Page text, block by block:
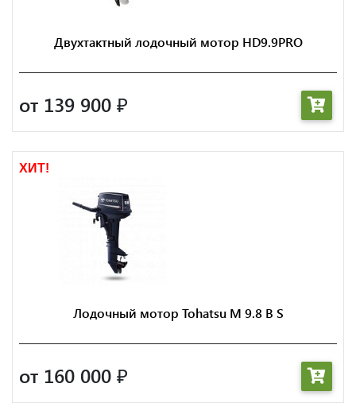
Двухтактный лодочный мотор HD9.9PRO
от 139 900 ₽
ХИТ!
Лодочный мотор Tohatsu M 9.8 B S
от 160 000 ₽